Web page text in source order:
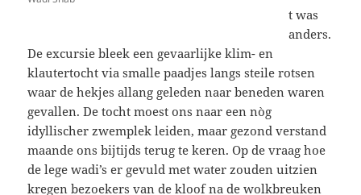
t was
anders.
De excursie bleek een gevaarlijke klim- en
klautertocht via smalle paadjes langs steile rotsen
waar de hekjes allang geleden naar beneden waren
gevallen. De tocht moest ons naar een nòg
idyllischer zwemplek leiden, maar gezond verstand
maande ons bijtijds terug te keren. Op de vraag hoe
de lege wadi’s er gevuld met water zouden uitzien
kregen bezoekers van de kloof na de wolkbreuken